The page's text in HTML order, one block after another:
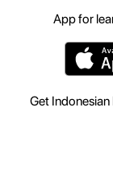
App for
Get